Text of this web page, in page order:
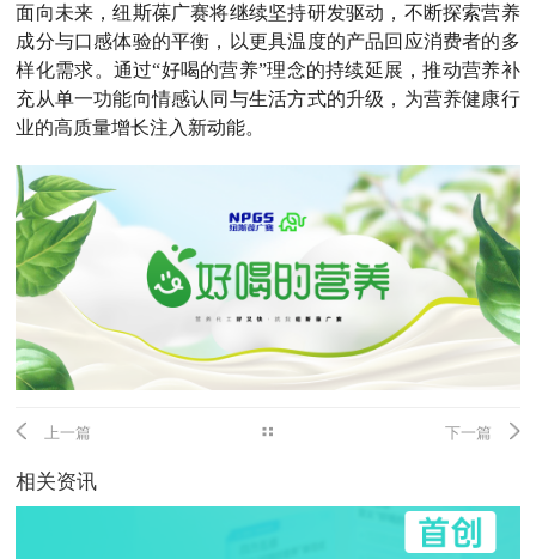
面向未来，纽斯葆广赛将继续坚持研发驱动，不断探索营养
成分与口感体验的平衡，以更具温度的产品回应消费者的多
样化需求。通过“好喝的营养”理念的持续延展，推动营养补
充从单一功能向情感认同与生活方式的升级，为营养健康行
业的高质量增长注入新动能。
上一篇 下一篇
相关资讯